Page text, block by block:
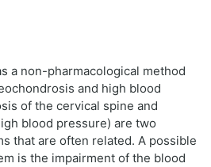
a non-pharmacological method
and high blood
of the cervical spine and
blood pressure) are two
that are often related. A possible
is the impairment of the blood